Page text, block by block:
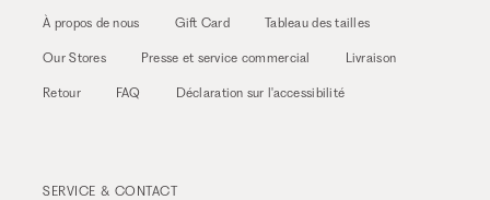
À propos de nous Gift Card Tableau des tailles
Our Stores Presse et service commercial Livraison
Retour FAQ Déclaration sur l'accessibilité
SERVICE & CONTACT